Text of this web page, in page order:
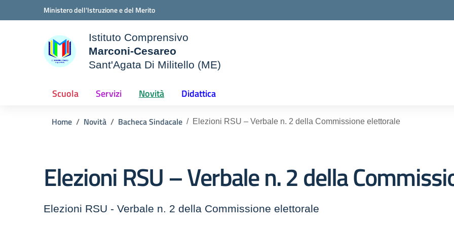
Vai ai contenuti
Vai al menu di navigazioneMinistero dell'Istruzione e del Merito
della scuola
Istituto Comprensivo
Marconi-Cesareo
Sant'Agata Di Militello (ME)
Scuola Servizi Novità Didattica
Home Novità Bacheca Sindacale Elezioni RSU – Verbale n. 2 della Commissione elettorale
Elezioni RSU – Verbale n. 2 della
Elezioni RSU - Verbale n. 2 della Commissione elettorale